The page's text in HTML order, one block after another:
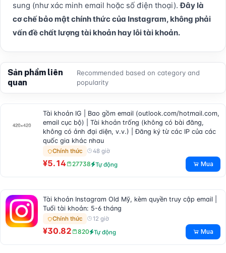
sung (như xác minh email hoặc số điện thoại).Đây là
cơ chế bảo mật chính thức của Instagram, không phải
vấn đề chất lượng tài khoản hay lỗi tài khoản.
Sản phẩm liên
quan
Recommended based on category and
popularity
Tài khoản IG | Bao gồm email (outlook.com/hotmail.com,
email cục bộ) | Tài khoản trống (không có bài đăng,
không có ảnh đại diện, v.v.) | Đăng ký từ các IP của các
quốc gia khác nhau
Chính thức 48 giờ
¥5.14 27738 Tự động Mua
Tài khoản Instagram Old Mỹ, kèm quyền truy cập email |
Tuổi tài khoản: 5-6 tháng
Chính thức 12 giờ
¥30.82 820 Tự động Mua